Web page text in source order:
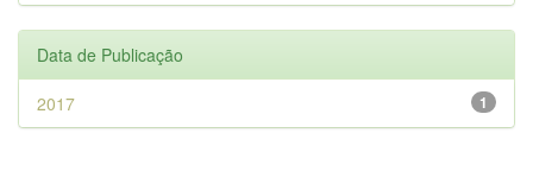
Data de Publicação
1
2017